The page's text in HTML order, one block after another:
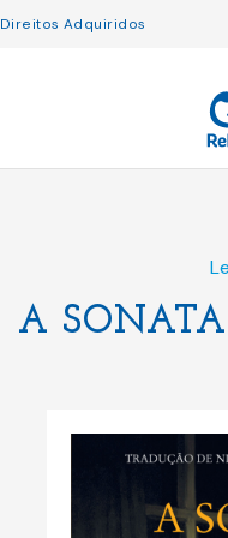
Direitos Adquiridos
A